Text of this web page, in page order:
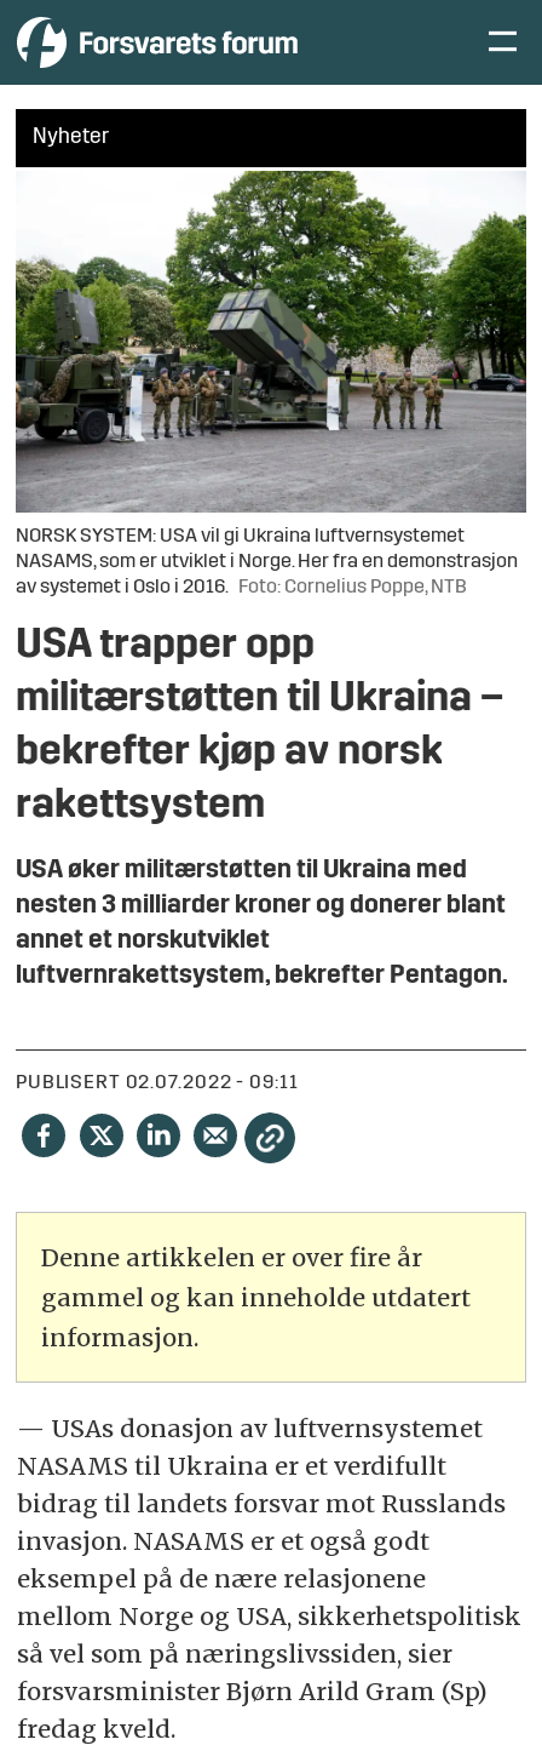
Nyheter
NORSK SYSTEM: USA vil gi Ukraina luftvernsystemet
NASAMS, som er utviklet i Norge. Her fra en demonstrasjon
av systemet i Oslo i 2016.
Foto: Cornelius Poppe, NTB
USA trapper opp
militærstøtten til Ukraina –
bekrefter kjøp av norsk
rakettsystem
USA øker militærstøtten til Ukraina med
nesten 3 milliarder kroner og donerer blant
annet et norskutviklet
luftvernrakettsystem, bekrefter Pentagon.
PUBLISERT 02.07.2022 - 09:11
Denne artikkelen er over fire år
gammel og kan inneholde utdatert
informasjon.
— USAs donasjon av luftvernsystemet
NASAMS til Ukraina er et verdifullt
bidrag til landets forsvar mot Russlands
invasjon. NASAMS er et også godt
eksempel på de nære relasjonene
mellom Norge og USA, sikkerhetspolitisk
så vel som på næringslivssiden, sier
forsvarsminister Bjørn Arild Gram (Sp)
fredag kveld.